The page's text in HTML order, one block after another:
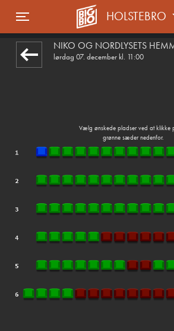
Toggle navigation
HOLSTEBRO
NIKO OG NORDLYSETS
lørdag 07. december kl. 11:00
Vælg ønskede pladser ved at klikke
grønne sæder nedenfor.
front05-temp 012706